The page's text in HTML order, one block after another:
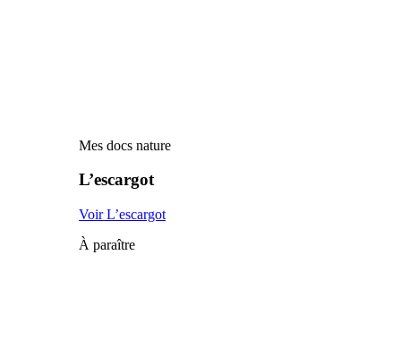
Mes docs nature
L’escargot
Voir L’escargot
À paraître